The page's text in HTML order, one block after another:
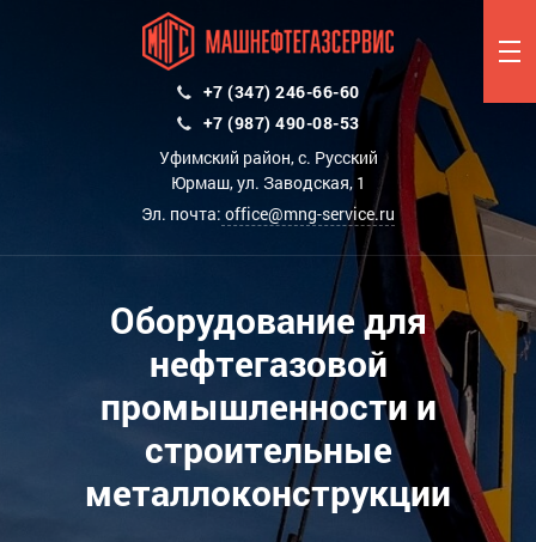
+7 (347) 246-66-60
+7 (987) 490-08-53
Уфимский район, с. Русский
Юрмаш, ул. Заводская, 1
Эл. почта: office@mng-service.ru
Оборудование для
нефтегазовой
промышленности и
строительные
металлоконструкции